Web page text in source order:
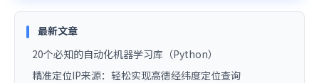
最新文章
20个必知的自动化机器学习库（Python）
精准定位IP来源：轻松实现高德经纬度定位查询